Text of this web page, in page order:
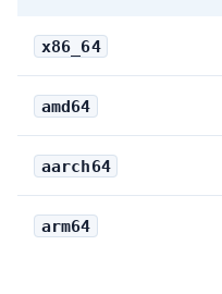
x86_64
amd64
aarch64
arm64